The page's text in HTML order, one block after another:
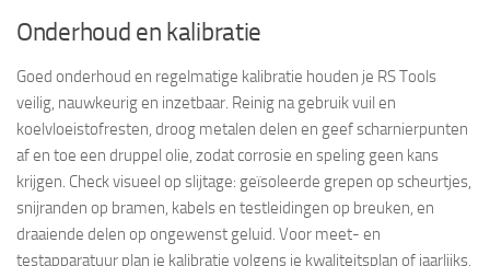
Onderhoud en kalibratie
Goed onderhoud en regelmatige kalibratie houden je RS Tools
veilig, nauwkeurig en inzetbaar. Reinig na gebruik vuil en
koelvloeistofresten, droog metalen delen en geef scharnierpunten
af en toe een druppel olie, zodat corrosie en speling geen kans
krijgen. Check visueel op slijtage: geïsoleerde grepen op scheurtjes,
snijranden op bramen, kabels en testleidingen op breuken, en
draaiende delen op ongewenst geluid. Voor meet- en
testapparatuur plan je kalibratie volgens je kwaliteitsplan of jaarlijks,